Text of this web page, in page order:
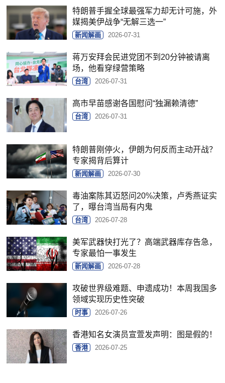
特朗普手握全球最强军力却无计可施，外
媒揭美伊战争“无解三选一”
新闻解画 2026-07-31
蒋万安拜会民进党团不到20分钟被请离
场，他看穿绿营策略
台湾 2026-07-31
高市早苗感谢各国慰问“独漏赖清德”
台湾 2026-07-31
特朗普刚停火，伊朗为何反而主动开战？
专家揭背后算计
新闻解画 2026-07-30
毒油案陈其迈怒问20%决策，卢秀燕证实
了，曝台湾当局有内鬼
台湾 2026-07-28
美军武器快打光了？高端武器库存告急，
专家最怕一事发生
新闻解画 2026-07-28
攻破世界级难题、申遗成功！本周我国多
领域实现历史性突破
时事 2026-07-26
香港知名女演员宣萱发声明：图是假的！
香港 2026-07-25